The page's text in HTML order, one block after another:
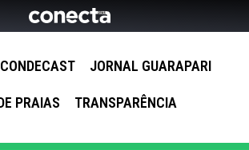
CONDECAST JORNAL GUARAPARI
PRAIAS TRANSPARÊNCIA